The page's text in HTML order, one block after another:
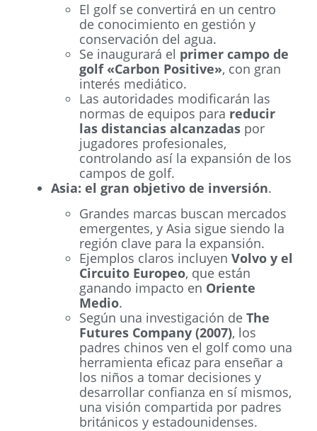
El golf se convertirá en un centro
de conocimiento en gestión y
conservación del agua.
Se inaugurará el primer campo de
golf «Carbon Positive», con gran
interés mediático.
Las autoridades modificarán las
normas de equipos para reducir
las distancias alcanzadas por
jugadores profesionales,
controlando así la expansión de los
campos de golf.
Asia: el gran objetivo de inversión.
Grandes marcas buscan mercados
emergentes, y Asia sigue siendo la
región clave para la expansión.
Ejemplos claros incluyenVolvo y el
Circuito Europeo, que están
ganando impacto en Oriente
Medio.
Según una investigación deThe
Futures Company (2007), los
padres chinos ven el golf como una
herramienta eficaz para enseñar a
los niños a tomar decisiones y
desarrollar confianza en sí mismos,
una visión compartida por padres
británicos y estadounidenses.